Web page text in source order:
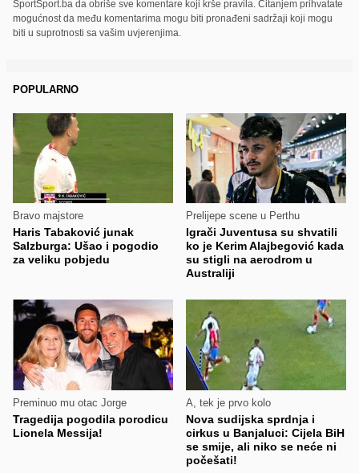
SportSport.ba da obriše sve komentare koji krše pravila. Čitanjem prihvatate
mogućnost da među komentarima mogu biti pronađeni sadržaji koji mogu
biti u suprotnosti sa vašim uvjerenjima.
POPULARNO
Bravo majstore
Haris Tabaković junak
Salzburga: Ušao i pogodio
za veliku pobjedu
Prelijepe scene u Perthu
Igrači Juventusa su shvatili
ko je Kerim Alajbegović kada
su stigli na aerodrom u
Australiji
Preminuo mu otac Jorge
Tragedija pogodila porodicu
Lionela Messija!
A, tek je prvo kolo
Nova sudijska sprdnja i
cirkus u Banjaluci: Cijela BiH
se smije, ali niko se neće ni
počešati!